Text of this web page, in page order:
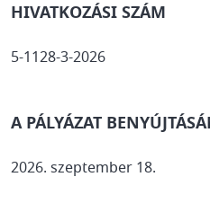
HIVATKOZÁSI SZÁM
5-1128-3-2026
A PÁLYÁZAT
2026. szeptember 18.